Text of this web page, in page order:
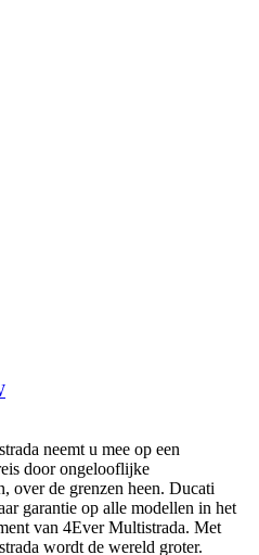
neemt u mee op een
door ongelooflijke
over de grenzen heen. Ducati
garantie op alle modellen in het
van 4Ever Multistrada. Met
wordt de wereld groter.